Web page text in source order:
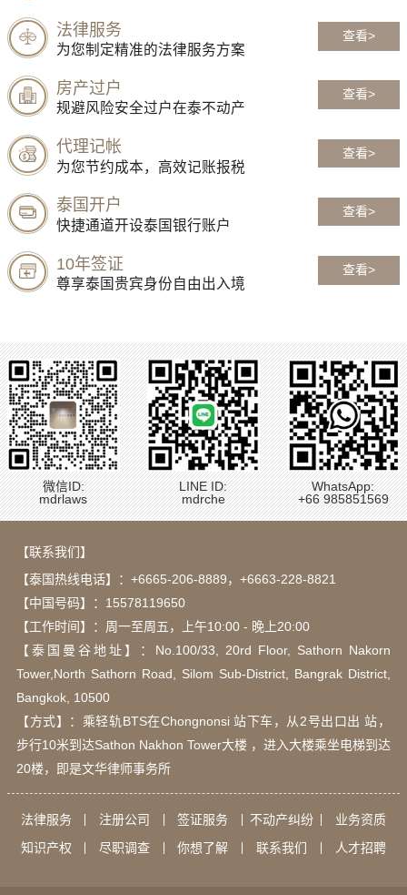
法律服务
为您制定精准的法律服务方案
查看>
房产过户
规避风险安全过户在泰不动产
查看>
代理记帐
为您节约成本，高效记账报税
查看>
泰国开户
快捷通道开设泰国银行账户
查看>
10年签证
尊享泰国贵宾身份自由出入境
查看>
微信ID:
mdrlaws
LINE ID:
mdrche
WhatsApp:
+66 985851569
【联系我们】
【泰国热线电话】： +6665-206-8889， +6663-228-8821
【中国号码】：15578119650
【工作时间】：周一至周五，上午10:00 - 晚上20:00
【泰国曼谷地址】：Νο.100/33, 20rd Floor, Sathorn Nakorn
Tower,North Sathorn Road, Silom Sub-District, Bangrak District,
Bangkok, 10500
【方式】：乘轻轨BTS在Chongnonsi 站下车，从2号出口出 站，
步行10米到达Sathon Nakhon Tower大楼 ，进入大楼乘坐电梯到达
20楼，即是文华律师事务所
法律服务 注册公司 签证服务 不动产纠纷
业务资质
知识产权
尽职调查 你想了解 联系我们 人才招聘